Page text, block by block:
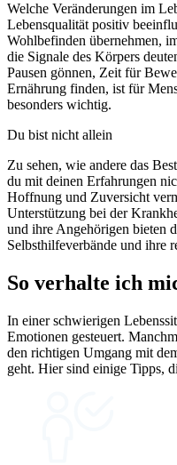
Welche Veränderungen im
Lebensqualität positiv
Wohlbefinden übernehmen,
die Signale des Körpers
Pausen gönnen, Zeit für
Ernährung finden, ist für
besonders wichtig.
Du bist nicht allein
Zu sehen, wie andere das
du mit deinen Erfahrungen
Hoffnung und Zuversicht
Unterstützung bei der
und ihre Angehörigen bieten
Selbsthilfeverbände und ihre
So verhalte ich
In einer schwierigen
Emotionen gesteuert.
den richtigen Umgang mit
geht. Hier sind einige Tipps,